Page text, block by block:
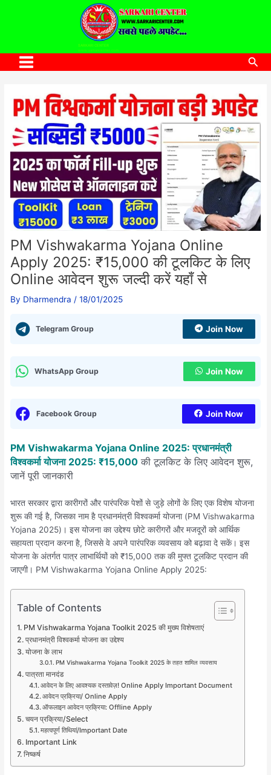
SARKARI CENTER
www.sarkaricenter.com
Main
PM Vishwakarma Yojana Online
Apply 2025: ₹15,000 की टूलकिट के लिए
Online आवेदन शुरू जल्दी करें यहाँ से
By Dharmendra /18/01/2025
Telegram Group Join Now
WhatsApp Group Join Now
Facebook Group Join Now
PM Vishwakarma Yojana Online 2025: प्रधानमंत्री
विश्वकर्मा योजना 2025: ₹15,000 की टूलकिट के लिए आवेदन शुरू,
जानें पूरी जानकारी
भारत सरकार द्वारा कारीगरों और पारंपरिक पेशों से जुड़े लोगों के लिए एक विशेष योजना
शुरू की गई है, जिसका नाम है प्रधानमंत्री विश्वकर्मा योजना (PM Vishwakarma
Yojana 2025)। इस योजना का उद्देश्य छोटे कारीगरों और मजदूरों को आर्थिक
सहायता प्रदान करना है, जिससे वे अपने पारंपरिक व्यवसाय को बढ़ावा दे सकें। इस
योजना के अंतर्गत पात्र लाभार्थियों को ₹15,000 तक की मुफ्त टूलकिट प्रदान की
जाएगी। PM Vishwakarma Yojana Online Apply 2025:
Table of Contents
PM Vishwakarma Yojana Toolkit 2025 की मुख्य विशेषताएं
प्रधानमंत्री विश्वकर्मा योजना का उद्देश्य
योजना के लाभ
PM Vishwakarma Yojana Toolkit 2025 के तहत शामिल व्यवसाय
पात्रता मानदंड
आवेदन के लिए आवश्यक दस्तावेज़! Online Apply Important Document
आवेदन प्रक्रिया/ Online Apply
ऑफलाइन आवेदन प्रक्रिया: Offline Apply
चयन प्रक्रिया/Select
महत्वपूर्ण तिथियां/Important Date
Important Link
निष्कर्ष